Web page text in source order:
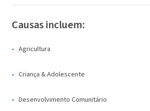
Causas incluem:
Agricultura
Criança & Adolescente
Desenvolvimento Comunitário